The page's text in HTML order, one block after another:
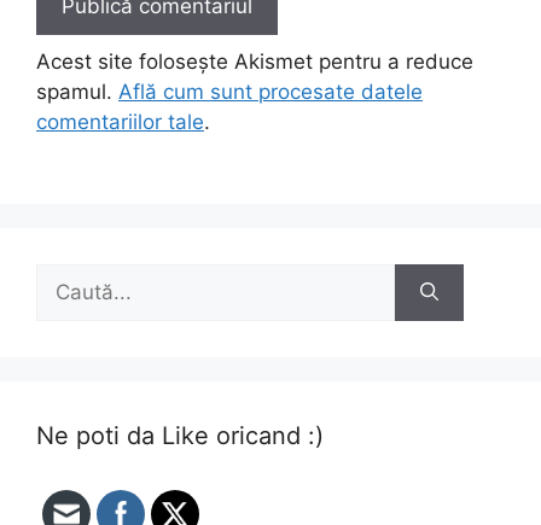
Acest site folosește Akismet pentru a reduce
spamul. Află cum sunt procesate datele
comentariilor tale.
Caută
Ne poti da Like oricand :)